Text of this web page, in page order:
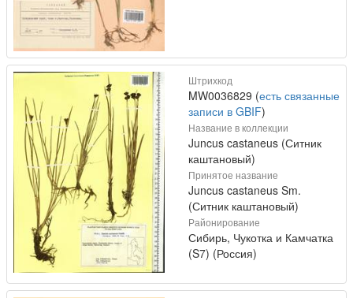
Штрихкод
MW0036829 (есть связанные
записи в GBIF)
Название в коллекции
Juncus castaneus (Ситник
каштановый)
Принятое название
Juncus castaneus Sm.
(Ситник каштановый)
Районирование
Сибирь, Чукотка и Камчатка
(S7) (Россия)